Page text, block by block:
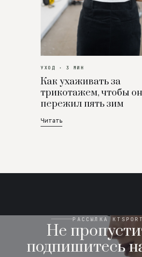
УХОД · 3 МИН
Как ухаживать за
трикотажем, чтобы он
пережил пять зим
Читать
РАССЫЛКА KTSPORT
Не
подпишитесь